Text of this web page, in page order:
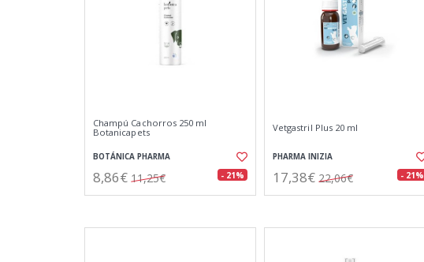
Champú Cachorros 250 ml
Botanicapets
BOTÁNICA PHARMA
8,86€ 11,25€ - 21%
Vetgastril Plus 20 ml
PHARMA INIZIA
17,38€ 22,06€ - 21%